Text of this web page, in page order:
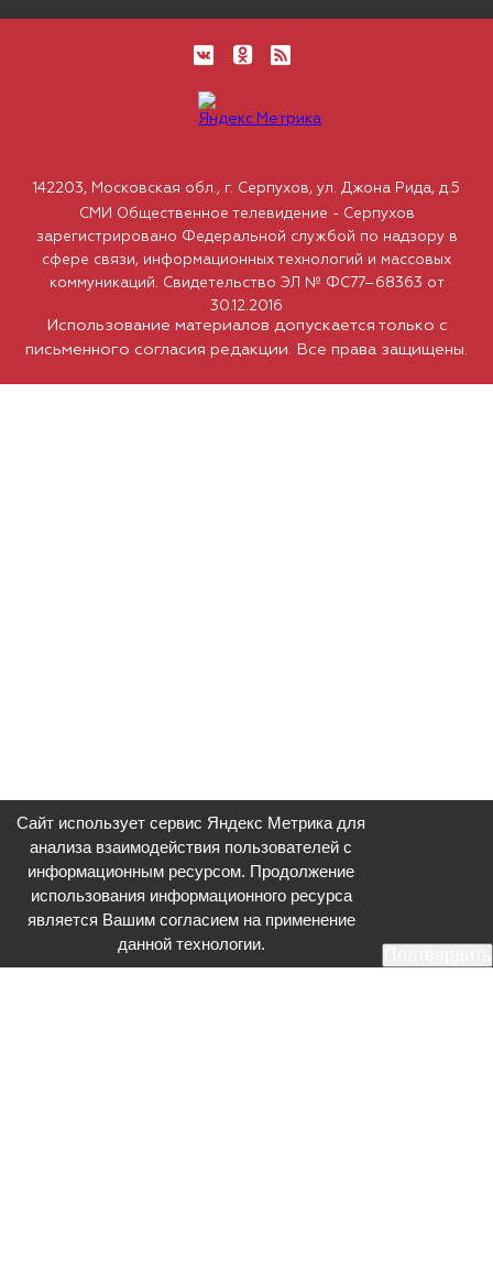
Использование материалов допускается только с
письменного согласия редакции. Все права защищены.
142203, Московская обл., г. Серпухов, ул. Джона Рида, д.5
СМИ Общественное телевидение - Серпухов
зарегистрировано Федеральной службой по надзору в
сфере связи, информационных технологий и массовых
коммуникаций. Свидетельство ЭЛ № ФС77–68363 от
30.12.2016
Сайт использует сервис Яндекс Метрика для
анализа взаимодействия пользователей с
информационным ресурсом. Продолжение
использования информационного ресурса
является Вашим согласием на применение
данной технологии.